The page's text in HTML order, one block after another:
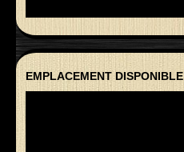
EMPLACEMENT DISPONIBLE